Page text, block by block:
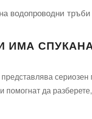
ИМА
сериозен
да